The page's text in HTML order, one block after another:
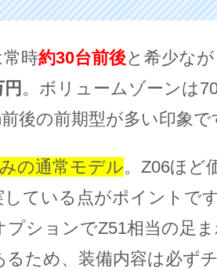
常時約30台前後と希少な
。ボリュームゾーンは
後の前期型が多い印象で
の通常モデル。Z06ほど
している点がポイントで
プションでZ51相当の足
るため、装備内容は必ず